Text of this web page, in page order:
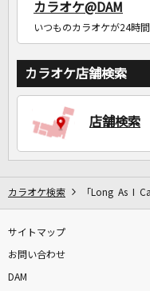
カラオケ@DAM
いつものカラオケが24時
カラオケ店舗検索
店舗検索
カラオケ検索 「Long As I
サイトマップ
お問い合わせ
DAM